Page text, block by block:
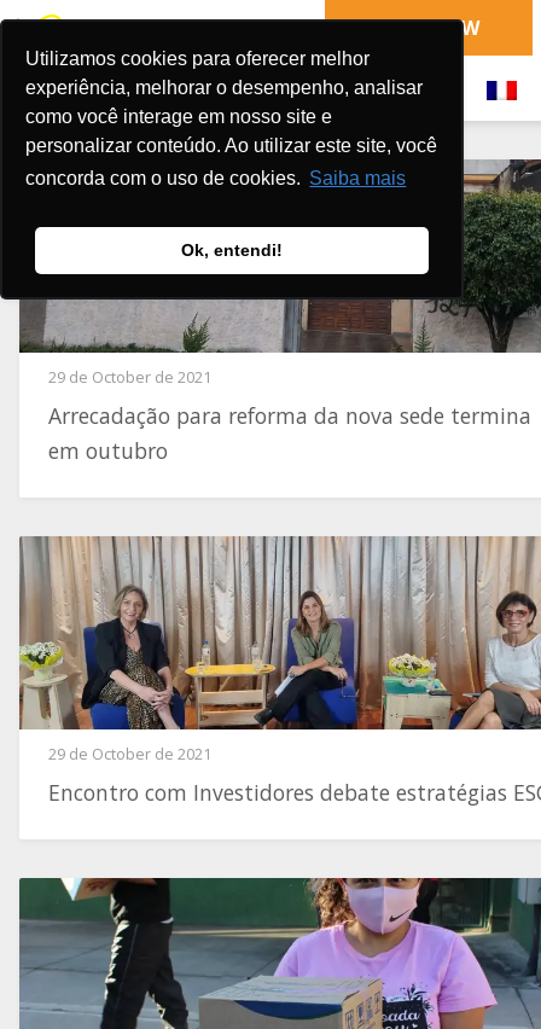
Utilizamos cookies para oferecer melhor
experiência, melhorar o desempenho, analisar
como você interage em nosso site e
personalizar conteúdo. Ao utilizar este site, você
concorda com o uso de cookies. Saiba mais
Ok, entendi!
DONATE NOW
29 de October de 2021
Arrecadação para reforma da nova sede termina
em outubro
29 de October de 2021
Encontro com Investidores debate estratégias